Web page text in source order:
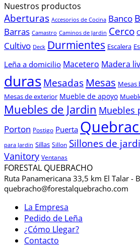
Nuestros productos
Aberturas Accesorios de Cocina Banco
Barras Camastro Caminos de Jardin Cerco
Cultivo Deck Durmientes Escalera
Leña a domicilio Macetero Madera
duras Mesadas Mesas Mesas
Mesas de exterior Mueble de apoyo
Muebles de Jardin Muebles
Porton Postigo Puerta
para Jardin Sillas Sillon Sillones de
Vanitory Ventanas
FORESTAL QUEBRACHO
Ruta Panamericana 33,5 km El Talar -
quebracho@forestalquebracho.com
La Empresa
Pedido de Leña
¿Cómo Llegar?
Contacto